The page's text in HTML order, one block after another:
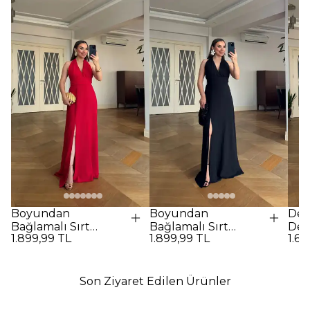
Boyundan
Bağlamalı Sırt
Dekolteli Uzun
1.899,99 TL
Boyundan
Bağlamalı Sırt
Dekolteli Uzun
1.899,99 TL
Son Ziyaret Edilen Ürünler